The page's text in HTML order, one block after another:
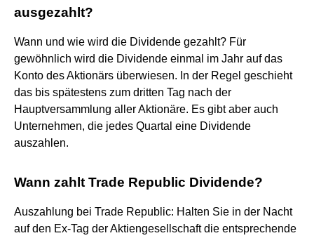
ausgezahlt?
Wann und wie wird die Dividende gezahlt? Für
gewöhnlich wird die Dividende einmal im Jahr auf das
Konto des Aktionärs überwiesen. In der Regel geschieht
das bis spätestens zum dritten Tag nach der
Hauptversammlung aller Aktionäre. Es gibt aber auch
Unternehmen, die jedes Quartal eine Dividende
auszahlen.
Wann zahlt Trade Republic Dividende?
Auszahlung bei Trade Republic: Halten Sie in der Nacht
auf den Ex-Tag der Aktiengesellschaft die entsprechende